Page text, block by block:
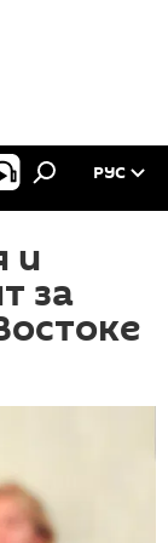
РУС
и
за